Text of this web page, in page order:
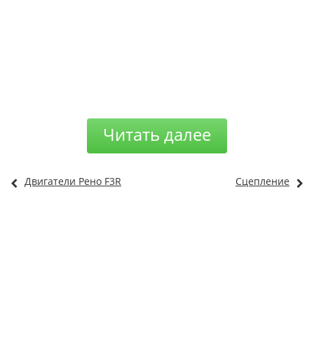
Читать далее
Двигатели Рено F3R Сцепление